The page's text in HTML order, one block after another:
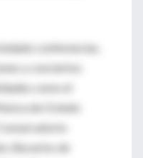
conferencias,
y conciertos
como el
de Oviedo
Becarios de